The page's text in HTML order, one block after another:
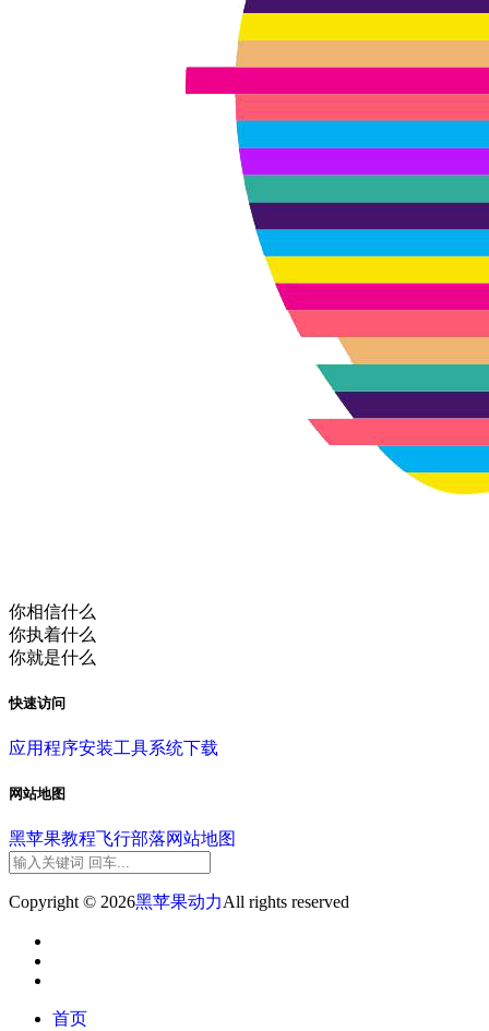
你相信什么
你执着什么
你就是什么
快速访问
应用程序安装工具系统下载
网站地图
黑苹果教程飞行部落网站地图
Copyright © 2026黑苹果动力All rights reserved
首页